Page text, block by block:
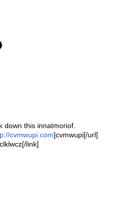
down this innatmoriof.
cvmwupi.com]cvmwupi[/url]
link]